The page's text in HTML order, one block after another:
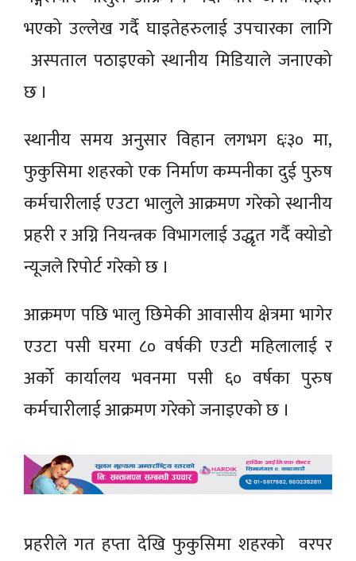
भएको उल्लेख गर्दै घाइतेहरुलाई उपचारका लागि
अस्पताल पठाइएको स्थानीय मिडियाले जनाएको
छ ।
स्थानीय समय अनुसार विहान लगभग ६ः३० मा,
फुकुसिमा शहरको एक निर्माण कम्पनीका दुई पुरुष
कर्मचारीलाई एउटा भालुले आक्रमण गरेको स्थानीय
प्रहरी र अग्नि नियन्त्रक विभागलाई उद्धृत गर्दै क्योडो
न्यूजले रिपोर्ट गरेको छ ।
आक्रमण पछि भालु छिमेकी आवासीय क्षेत्रमा भागेर
एउटा पसी घरमा ८० वर्षकी एउटी महिलालाई र
अर्को कार्यालय भवनमा पसी ६० वर्षका पुरुष
कर्मचारीलाई आक्रमण गरेको जनाइएको छ ।
प्रहरीले गत हप्ता देखि फुकुसिमा शहरको वरपर